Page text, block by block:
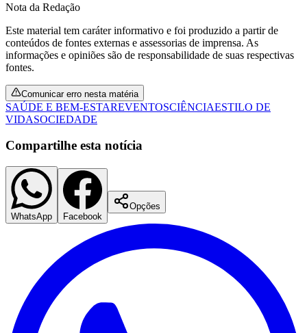
Fluminense
Nota da Redação
Este material tem caráter informativo e foi produzido a partir de
conteúdos de fontes externas e assessorias de imprensa. As
informações e opiniões são de responsabilidade de suas respectivas
fontes.
Comunicar erro nesta matéria
SAÚDE E BEM-ESTAREVENTOSCIÊNCIAESTILO DE
VIDASOCIEDADE
Compartilhe esta notícia
WhatsApp Facebook
Opções